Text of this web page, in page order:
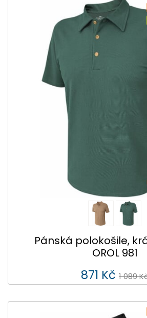
Pánská polokošile,
OROL 981
871 Kč 1 089